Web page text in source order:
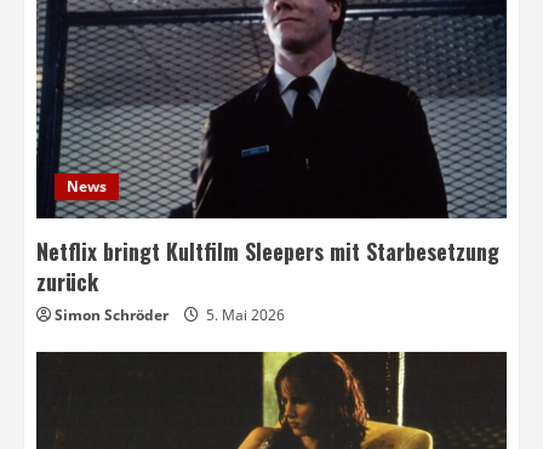
News
Netflix bringt Kultfilm Sleepers mit Starbesetzung
zurück
Simon Schröder 5. Mai 2026